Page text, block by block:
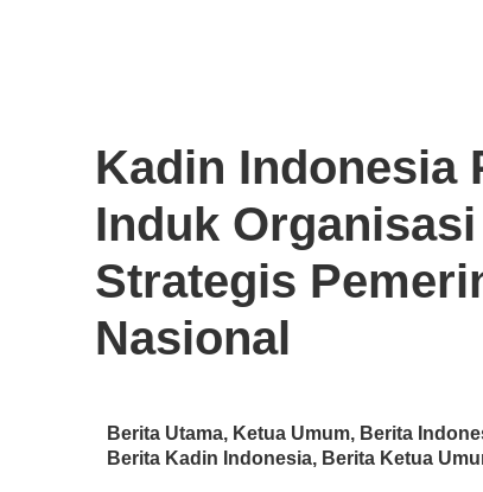
Kadin Indonesia
Induk
Strategis
Nasional
Berita Utama, Ketua Umum, Berita
Berita Kadin Indonesia, Berita Ketua